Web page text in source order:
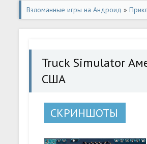
Взломанные игры на Андроид »
Truck Simulator Америка США
Truck Simulator
США
СКРИНШОТЫ